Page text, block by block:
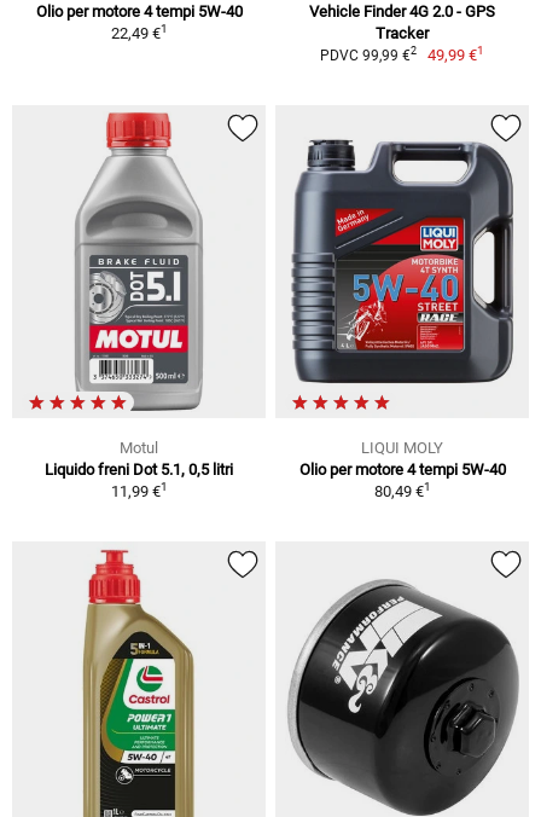
Olio per motore 4 tempi 5W-40
22,49 €1
Vehicle Finder 4G 2.0 - GPS
Tracker
PDVC 99,99 €2 49,99 €1
Motul
Liquido freni Dot 5.1, 0,5 litri
11,99 €1
LIQUI MOLY
Olio per motore 4 tempi 5W-40
80,49 €1